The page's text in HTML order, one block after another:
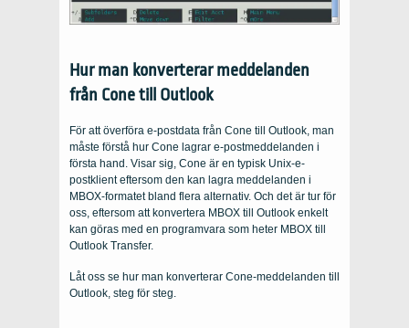
Hur man konverterar meddelanden
från Cone till Outlook
För att överföra e-postdata från Cone till Outlook, man
måste förstå hur Cone lagrar e-postmeddelanden i
första hand. Visar sig, Cone är en typisk Unix-e-
postklient eftersom den kan lagra meddelanden i
MBOX-formatet bland flera alternativ. Och det är tur för
oss, eftersom att konvertera MBOX till Outlook enkelt
kan göras med en programvara som heter MBOX till
Outlook Transfer.
Låt oss se hur man konverterar Cone-meddelanden till
Outlook, steg för steg.